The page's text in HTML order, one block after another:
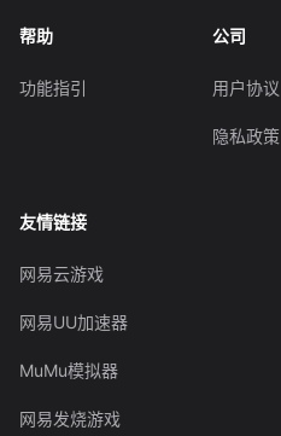
帮助
功能指引
公司
用户协议
隐私政策
友情链接
网易云游戏
网易UU加速器
MuMu模拟器
网易发烧游戏